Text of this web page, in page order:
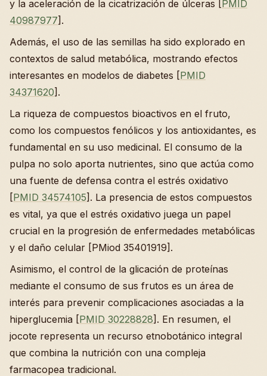
y la aceleración de la cicatrización de úlceras [
PMID
40987977].
Además, el uso de las semillas ha sido explorado en
contextos de salud metabólica, mostrando efectos
interesantes en modelos de diabetes [PMID
34371620].
La riqueza de compuestos bioactivos en el fruto,
como los compuestos fenólicos y los antioxidantes, es
fundamental en su uso medicinal. El consumo de la
pulpa no solo aporta nutrientes, sino que actúa como
una fuente de defensa contra el estrés oxidativo
[PMID 34574105]. La presencia de estos compuestos
es vital, ya que el estrés oxidativo juega un papel
crucial en la progresión de enfermedades metabólicas
y el daño celular [PMiod 35401919].
Asimismo, el control de la glicación de proteínas
mediante el consumo de sus frutos es un área de
interés para prevenir complicaciones asociadas a la
hiperglucemia [PMID 30228828]. En resumen, el
jocote representa un recurso etnobotánico integral
que combina la nutrición con una compleja
farmacopea tradicional.